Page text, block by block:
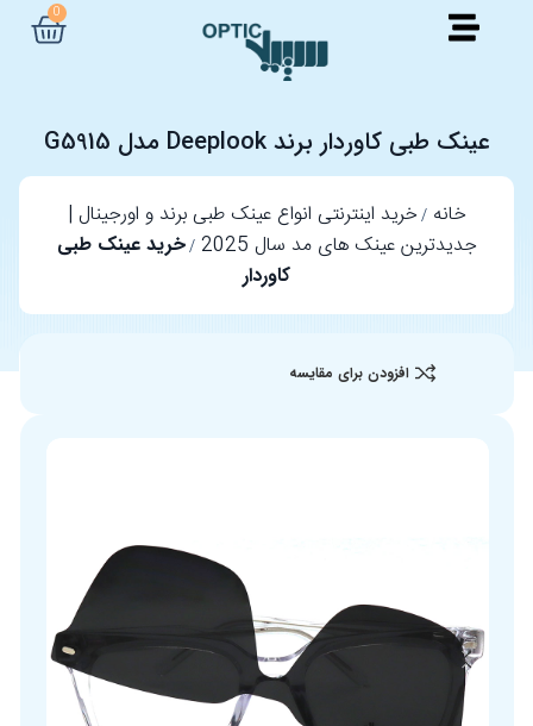
0
عینک طبی کاوردار برند Deeplook مدل G5915
خانه خرید اینترنتی انواع عینک طبی برند و اورجینال |
جدیدترین عینک های مد سال 2025
خرید عینک طبی
کاوردار
افزودن برای مقایسه